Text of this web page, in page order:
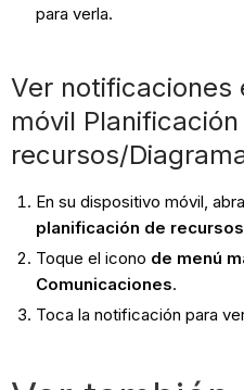
para verla.
Ver notificaciones
móvil
recursos/
En su dispositivo móvil,
planificación de
Toque el icono de menú
Comunicaciones.
Toca la notificación para